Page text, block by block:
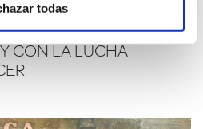
todas
UN EVENTO
CON EL
CON LA LUCHA